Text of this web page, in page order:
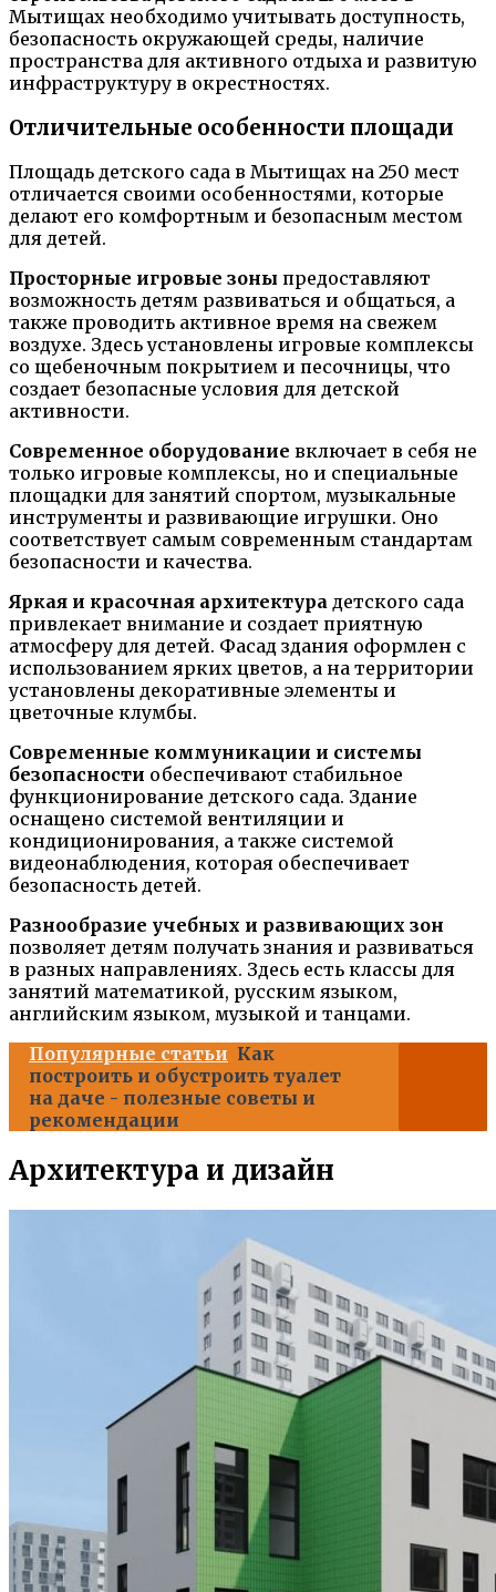
Мытищах необходимо учитывать доступность,
безопасность окружающей среды, наличие
пространства для активного отдыха и развитую
инфраструктуру в окрестностях.
Отличительные особенности площади
Площадь детского сада в Мытищах на 250 мест
отличается своими особенностями, которые
делают его комфортным и безопасным местом
для детей.
Просторные игровые зоны предоставляют
возможность детям развиваться и общаться, а
также проводить активное время на свежем
воздухе. Здесь установлены игровые комплексы
со щебеночным покрытием и песочницы, что
создает безопасные условия для детской
активности.
Современное оборудование включает в себя не
только игровые комплексы, но и специальные
площадки для занятий спортом, музыкальные
инструменты и развивающие игрушки. Оно
соответствует самым современным стандартам
безопасности и качества.
Яркая и красочная архитектура детского сада
привлекает внимание и создает приятную
атмосферу для детей. Фасад здания оформлен с
использованием ярких цветов, а на территории
установлены декоративные элементы и
цветочные клумбы.
Современные коммуникации и системы
безопасности обеспечивают стабильное
функционирование детского сада. Здание
оснащено системой вентиляции и
кондиционирования, а также системой
видеонаблюдения, которая обеспечивает
безопасность детей.
Разнообразие учебных и развивающих зон
позволяет детям получать знания и развиваться
в разных направлениях. Здесь есть классы для
занятий математикой, русским языком,
английским языком, музыкой и танцами.
Популярные статьи Как
построить и обустроить туалет
на даче - полезные советы и
рекомендации
Архитектура и дизайн